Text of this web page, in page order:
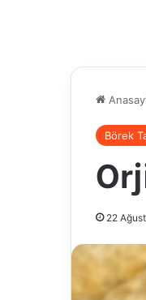
Börek
22